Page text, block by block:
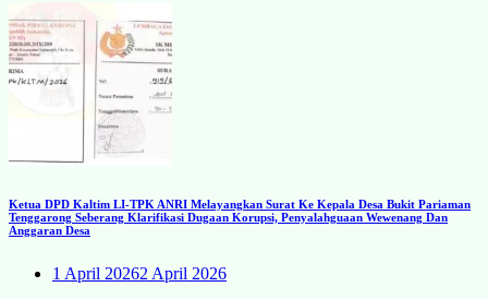
Ketua DPD Kaltim LI-TPK ANRI Melayangkan Surat Ke Kepala Desa Bukit Pariaman
Tenggarong Seberang Klarifikasi Dugaan Korupsi, Penyalahguaan Wewenang Dan
Anggaran Desa
1 April 20262 April 2026